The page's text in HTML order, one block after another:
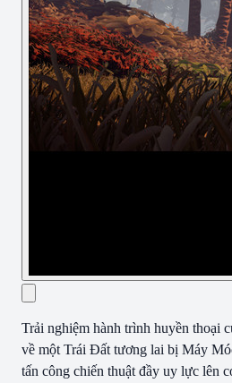
Trải nghiệm hành trình huyền thoại
về một Trái Đất tương lai bị Máy
tấn công chiến thuật đầy uy lực lên